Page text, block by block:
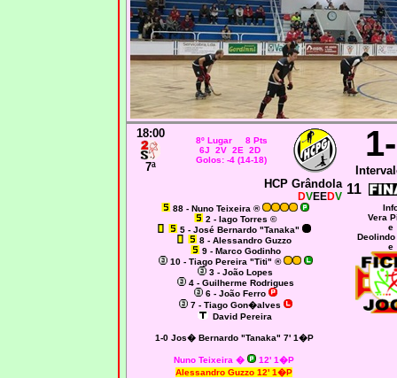
18:00
7ª
8º Lugar 8 Pts
6J 2V 2E 2D
Golos: -4 (14-18)
HCP Grândola
DVEEDV 11
88 - Nuno Teixeira ®
2 - Iago Torres ©
5 - José Bernardo "Tanaka"
8 - Alessandro Guzzo
9 - Marco Godinho
10 - Tiago Pereira "Titi" ®
3 - João Lopes
4 - Guilherme Rodrigues
6 - João Ferro
7 - Tiago Gon�alves
David Pereira
1-0 Jos� Bernardo "Tanaka" 7' 1�P
Nuno Teixeira �
12' 1�P
Alessandro Guzzo 12' 1�P
Vera
e
Deolindo
e